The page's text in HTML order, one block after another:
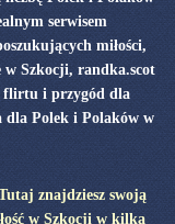
serwisem
miłości,
Szkocji, randka.scot
flirtu i przygód dla
dla Polek i Polaków w
znajdziesz swoją
w Szkocji w kilka